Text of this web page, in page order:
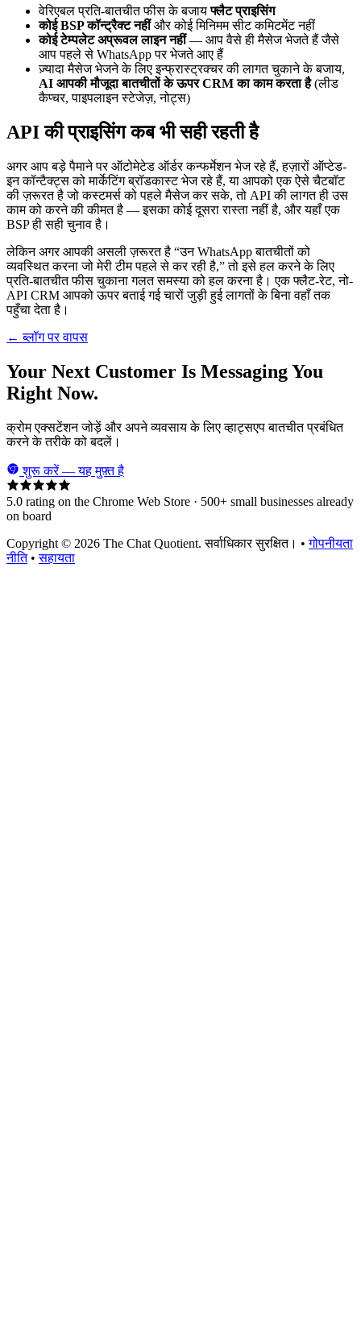
वेरिएबल प्रति-बातचीत फीस के बजायफ्लैट प्राइसिंग
कोई BSP कॉन्ट्रैक्ट नहींऔर कोई मिनिमम सीट कमिटमेंट नहीं
कोई टेम्पलेट अप्रूवल लाइन नहीं— आप वैसे ही मैसेज भेजते हैं जैसे
आप पहले से WhatsApp पर भेजते आए हैं
ज़्यादा मैसेज भेजने के लिए इन्फ्रास्ट्रक्चर की लागत चुकाने के बजाय,
AI आपकी मौजूदा बातचीतों के ऊपर CRM का काम करता है(लीड
कैप्चर, पाइपलाइन स्टेजेज़, नोट्स)
API की प्राइसिंग कब भी सही रहती है
अगर आप बड़े पैमाने पर ऑटोमेटेड ऑर्डर कन्फर्मेशन भेज रहे हैं, हज़ारों ऑप्टेड-
इन कॉन्टैक्ट्स को मार्केटिंग ब्रॉडकास्ट भेज रहे हैं, या आपको एक ऐसे चैटबॉट
की ज़रूरत है जो कस्टमर्स को पहले मैसेज कर सके, तो API की लागत ही उस
काम को करने की कीमत है — इसका कोई दूसरा रास्ता नहीं है, और यहाँ एक
BSP ही सही चुनाव है।
लेकिन अगर आपकी असली ज़रूरत है “उन WhatsApp बातचीतों को
व्यवस्थित करना जो मेरी टीम पहले से कर रही है,” तो इसे हल करने के लिए
प्रति-बातचीत फीस चुकाना गलत समस्या को हल करना है। एक फ्लैट-रेट, नो-
API CRM आपको ऊपर बताई गई चारों जुड़ी हुई लागतों के बिना वहाँ तक
पहुँचा देता है।
← ब्लॉग पर वापस
Your Next Customer Is Messaging You
Right Now.
क्रोम एक्सटेंशन जोड़ें और अपने व्यवसाय के लिए व्हाट्सएप बातचीत प्रबंधित
करने के तरीके को बदलें।
शुरू करें — यह मुफ़्त है
5.0 rating on the Chrome Web Store · 500+ small businesses already
on board
Copyright © 2026 The Chat Quotient. सर्वाधिकार सुरक्षित। •गोपनीयता
नीति•सहायता